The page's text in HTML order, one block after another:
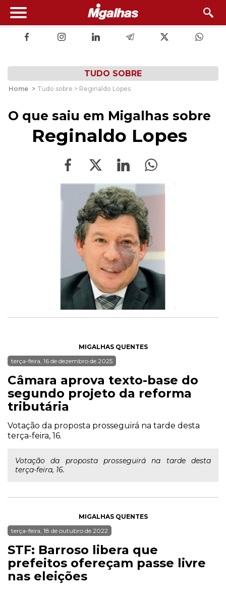
TUDO SOBRE
Home > Tudo sobre > Reginaldo Lopes
O que saiu em Migalhas sobre
Reginaldo Lopes
MIGALHAS QUENTES
terça-feira, 16 de dezembro de 2025
Câmara aprova texto-base do
segundo projeto da reforma
tributária
Votação da proposta prosseguirá na tarde desta
terça-feira, 16.
Votação da proposta prosseguirá na tarde desta
terça-feira, 16.
MIGALHAS QUENTES
terça-feira, 18 de outubro de 2022
STF: Barroso libera que
prefeitos ofereçam passe livre
nas eleições